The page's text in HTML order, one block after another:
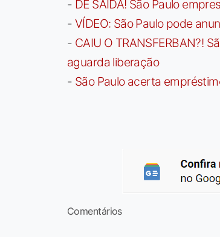
- DE SAÍDA! São Paulo
- VÍDEO: São Paulo pode
- CAIU O TRANSFERBAN?!
aguarda liberação
- São Paulo acerta
Comentários